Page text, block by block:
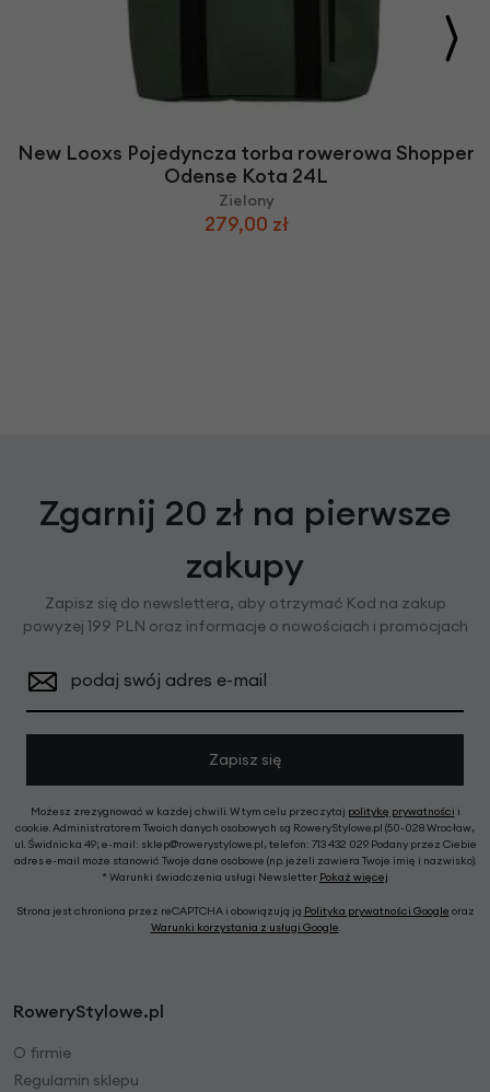
New Looxs Pojedyncza torba rowerowa Shopper
Odense Kota 24L
Zielony
279,00 zł
Zgarnij 20 zł na pierwsze
zakupy
Zapisz się do newslettera, aby otrzymać Kod na zakup
powyżej 199 PLN oraz informacje o nowościach i promocjach
podaj swój adres e-mail
Zapisz się
Możesz zrezygnować w każdej chwili. W tym celu przeczytaj politykę prywatności i
cookie. Administratorem Twoich danych osobowych są RoweryStylowe.pl (50-028 Wrocław,
ul. Świdnicka 49; e-mail: sklep@rowerystylowe.pl, telefon: 713 432 029. Podany przez Ciebie
adres e-mail może stanowić Twoje dane osobowe (np. jeżeli zawiera Twoje imię i nazwisko).
* Warunki świadczenia usługi Newsletter Pokaż więcej
Strona jest chroniona przez reCAPTCHA i obowiązują ją Polityka prywatności Google oraz
Warunki korzystania z usługi Google.
RoweryStylowe.pl
O firmie
Regulamin sklepu